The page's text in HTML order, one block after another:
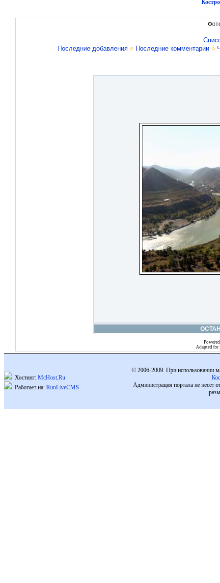
Последние добавления
Последние комментарии
Adapted for
Хостинг: McHost.Ru
Работает на: RunLiveCMS
© 2006-2009. При использовании
Администрация портала не несет